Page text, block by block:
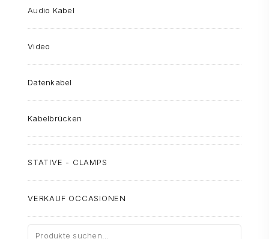
Audio Kabel
Video
Datenkabel
Kabelbrücken
STATIVE - CLAMPS
VERKAUF OCCASIONEN
Suche